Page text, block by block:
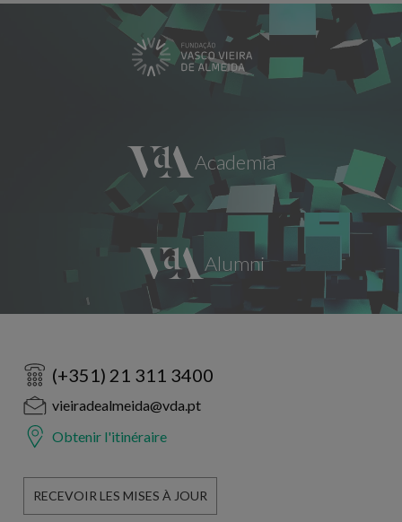
(+351) 21 311 3400
vieiradealmeida@vda.pt
Obtenir l'itinéraire
RECEVOIR LES MISES À JOUR